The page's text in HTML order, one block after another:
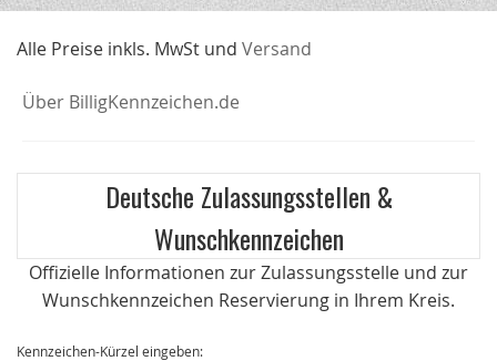
Alle Preise inkls. MwSt und Versand
Über BilligKennzeichen.de
Deutsche Zulassungsstellen &
Wunschkennzeichen
Offizielle Informationen zur Zulassungsstelle und zur
Wunschkennzeichen Reservierung in Ihrem Kreis.
Kennzeichen-Kürzel eingeben: